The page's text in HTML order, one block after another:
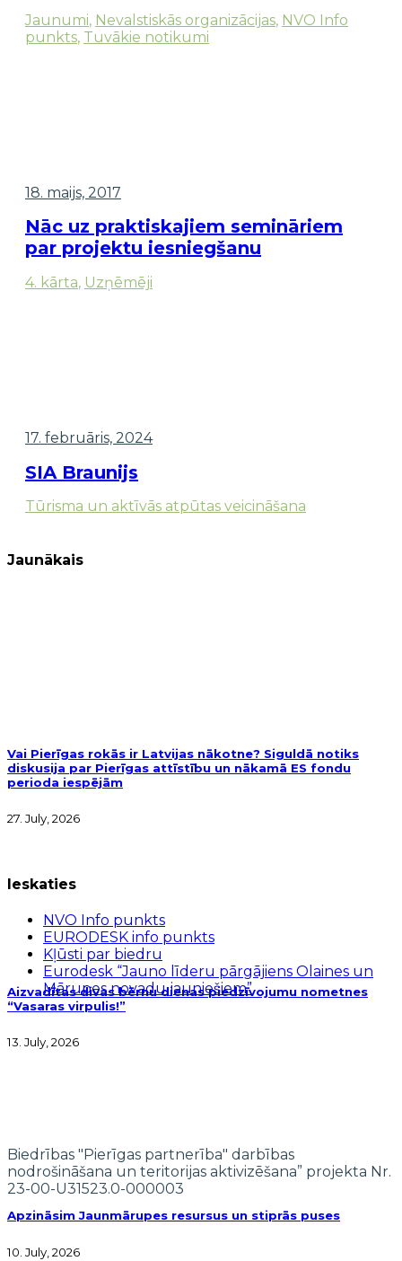
Jaunumi, Nevalstiskās organizācijas, NVO Info
punkts, Tuvākie notikumi
18. maijs, 2017
Nāc uz praktiskajiem semināriem
par projektu iesniegšanu
4. kārta, Uzņēmēji
17. februāris, 2024
SIA Braunijs
Tūrisma un aktīvās atpūtas veicināšana
Jaunākais
Vai Pierīgas rokās ir Latvijas nākotne? Siguldā notiks
diskusija par Pierīgas attīstību un nākamā ES fondu
perioda iespējām
27. July, 2026
Aizvadītas divas bērnu dienas piedzīvojumu nometnes
“Vasaras virpulis!”
13. July, 2026
Apzināsim Jaunmārupes resursus un stiprās puses
10. July, 2026
Ieskaties
NVO Info punkts
EURODESK info punkts
Kļūsti par biedru
Eurodesk “Jauno līderu pārgājiens Olaines un
Mārupes novadu jauniešiem”
Biedrības "Pierīgas partnerība" darbības
nodrošināšana un teritorijas aktivizēšana” projekta Nr.
23-00-U31523.0-000003